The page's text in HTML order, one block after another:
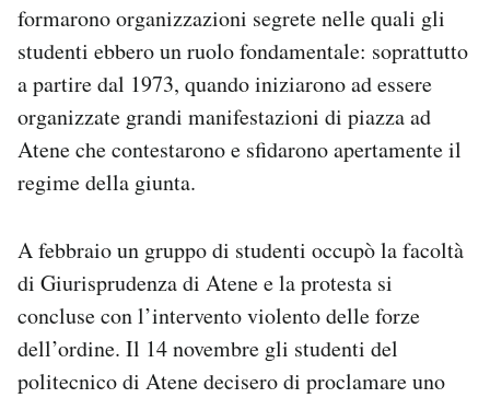
formarono organizzazioni segrete nelle quali gli
studenti ebbero un ruolo fondamentale: soprattutto
a partire dal 1973, quando iniziarono ad essere
organizzate grandi manifestazioni di piazza ad
Atene che contestarono e sfidarono apertamente il
regime della giunta.
A febbraio un gruppo di studenti occupò la facoltà
di Giurisprudenza di Atene e la protesta si
concluse con l’intervento violento delle forze
dell’ordine. Il 14 novembre gli studenti del
politecnico di Atene decisero di proclamare uno